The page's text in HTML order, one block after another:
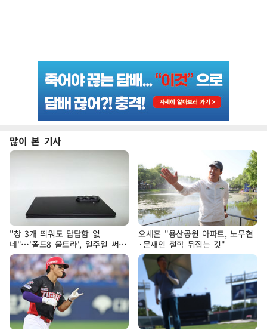
많이 본 기사
"창 3개 띄워도 답답함 없
네"…'폴드8 울트라', 일주일 써보
니
오세훈 "용산공원 아파트, 노무현
·문재인 철학 뒤집는 것"